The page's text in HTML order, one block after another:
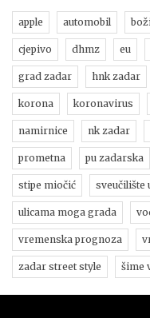
apple automobil
cjepivo dhmz eu
grad zadar hnk zadar
korona koronavirus
namirnice nk zadar
prometna pu zadarska
stipe miočić sveučilište
ulicama moga grada
vremenska prognoza
zadar street style šime